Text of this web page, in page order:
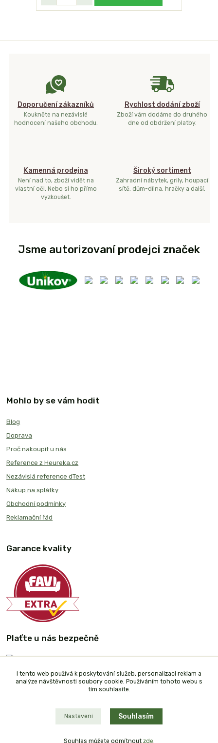
Doporučení zákazníků
Koukněte na nezávislé
hodnocení našeho obchodu.
Rychlost dodání zboží
Zboží vám dodáme do druhého
dne od obdržení platby.
Kamenná prodejna
Není nad to, zboží vidět na
vlastní oči. Nebo si ho přímo
vyzkoušet.
Široký sortiment
Zahradní nábytek, grily, houpací
sítě, dům-dílna, hračky a další.
Jsme autorizovaní prodejci značek
Mohlo by se vám hodit
Blog
Doprava
Proč nakoupit u nás
Reference z Heureka.cz
Nezávislá reference dTest
Nákup na splátky
Obchodní podmínky
Reklamační řád
Garance kvality
Plaťte u nás bezpečně
I tento web používá k poskytování služeb, personalizaci reklam a
analýze návštěvnosti soubory cookie. Používáním tohoto webu s
tím souhlasíte.
Nastavení Souhlasím
Souhlas můžete odmítnout zde